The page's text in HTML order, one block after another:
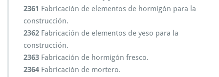
2361 Fabricación de elementos de hormigón para la
construcción.
2362 Fabricación de elementos de yeso para la
construcción.
2363 Fabricación de hormigón fresco.
2364 Fabricación de mortero.